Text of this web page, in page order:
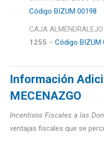
Código BIZUM 00198
CAJA ALMENDRALEJO
1255 – Código BIZUM
Información
MECENAZGO
Incentivos Fiscales a las
ventajas fiscales que se